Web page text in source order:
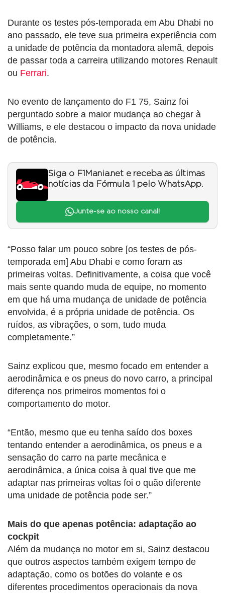
Durante os testes pós-temporada em Abu Dhabi no
ano passado, ele teve sua primeira experiência com
a unidade de potência da montadora alemã, depois
de passar toda a carreira utilizando motores Renault
ou Ferrari.
No evento de lançamento do F1 75, Sainz foi
perguntado sobre a maior mudança ao chegar à
Williams, e ele destacou o impacto da nova unidade
de potência.
Siga o F1Mania.net e receba as últimas
notícias da Fórmula 1 pelo WhatsApp.
Junte-se ao nosso canal!
“Posso falar um pouco sobre [os testes de pós-
temporada em] Abu Dhabi e como foram as
primeiras voltas. Definitivamente, a coisa que você
mais sente quando muda de equipe, no momento
em que há uma mudança de unidade de potência
envolvida, é a própria unidade de potência. Os
ruídos, as vibrações, o som, tudo muda
completamente.”
Sainz explicou que, mesmo focado em entender a
aerodinâmica e os pneus do novo carro, a principal
diferença nos primeiros momentos foi o
comportamento do motor.
“Então, mesmo que eu tenha saído dos boxes
tentando entender a aerodinâmica, os pneus e a
sensação do carro na parte mecânica e
aerodinâmica, a única coisa à qual tive que me
adaptar nas primeiras voltas foi o quão diferente
uma unidade de potência pode ser.”
Mais do que apenas potência: adaptação ao
cockpit
Além da mudança no motor em si, Sainz destacou
que outros aspectos também exigem tempo de
adaptação, como os botões do volante e os
diferentes procedimentos operacionais da nova